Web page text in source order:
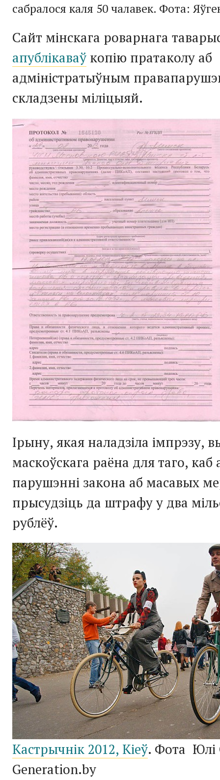
сабралося каля 50 чалавек. Фота:
Сайт мінскага роварнага
апублікаваўкопію пратаколу аб
адміністратыўным
складзены міліцыяй.
Ірыну, якая наладзіла імпрэзу,
маскоўскага раёна для таго, каб
парушэнні закона аб масавых
прысудзіць да штрафу у два
рублёў.
Кастрычнік 2012, Кіеў. Фота Юлі
Generation.by